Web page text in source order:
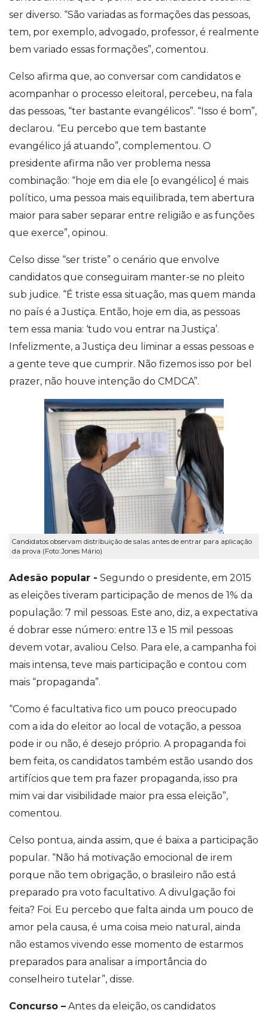
ser diverso. “São variadas as formações das pessoas,
tem, por exemplo, advogado, professor, é realmente
bem variado essas formações”, comentou.
Celso afirma que, ao conversar com candidatos e
acompanhar o processo eleitoral, percebeu, na fala
das pessoas, “ter bastante evangélicos”. “Isso é bom”,
declarou. “Eu percebo que tem bastante
evangélico já atuando”, complementou. O
presidente afirma não ver problema nessa
combinação: “hoje em dia ele [o evangélico] é mais
político, uma pessoa mais equilibrada, tem abertura
maior para saber separar entre religião e as funções
que exerce”, opinou.
Celso disse “ser triste” o cenário que envolve
candidatos que conseguiram manter-se no pleito
sub judice. “É triste essa situação, mas quem manda
no país é a Justiça. Então, hoje em dia, as pessoas
tem essa mania: ‘tudo vou entrar na Justiça’.
Infelizmente, a Justiça deu liminar a essas pessoas e
a gente teve que cumprir. Não fizemos isso por bel
prazer, não houve intenção do CMDCA”.
Candidatos observam distribuição de salas antes de entrar para aplicação
da prova (Foto: Jones Mário)
Adesão popular - Segundo o presidente, em 2015
as eleições tiveram participação de menos de 1% da
população: 7 mil pessoas. Este ano, diz, a expectativa
é dobrar esse número: entre 13 e 15 mil pessoas
devem votar, avaliou Celso. Para ele, a campanha foi
mais intensa, teve mais participação e contou com
mais “propaganda”.
“Como é facultativa fico um pouco preocupado
com a ida do eleitor ao local de votação, a pessoa
pode ir ou não, é desejo próprio. A propaganda foi
bem feita, os candidatos também estão usando dos
artifícios que tem pra fazer propaganda, isso pra
mim vai dar visibilidade maior pra essa eleição”,
comentou.
Celso pontua, ainda assim, que é baixa a participação
popular. “Não há motivação emocional de irem
porque não tem obrigação, o brasileiro não está
preparado pra voto facultativo. A divulgação foi
feita? Foi. Eu percebo que falta ainda um pouco de
amor pela causa, é uma coisa meio natural, ainda
não estamos vivendo esse momento de estarmos
preparados para analisar a importância do
conselheiro tutelar”, disse.
Concurso – Antes da eleição, os candidatos